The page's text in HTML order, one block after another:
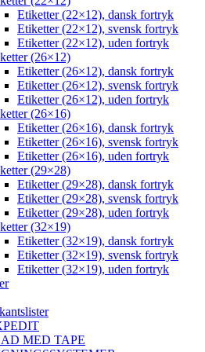
Etiketter (22×12), dansk fortryk
Etiketter (22×12), svensk fortryk
Etiketter (22×12), uden fortryk
(26×12)
Etiketter (26×12), dansk fortryk
Etiketter (26×12), svensk fortryk
Etiketter (26×12), uden fortryk
(26×16)
Etiketter (26×16), dansk fortryk
Etiketter (26×16), svensk fortryk
Etiketter (26×16), uden fortryk
(29×28)
Etiketter (29×28), dansk fortryk
Etiketter (29×28), svensk fortryk
Etiketter (29×28), uden fortryk
(32×19)
Etiketter (32×19), dansk fortryk
Etiketter (32×19), svensk fortryk
Etiketter (32×19), uden fortryk
MED TAPE